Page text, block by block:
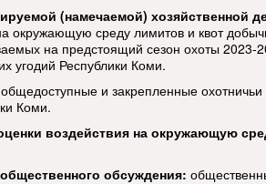
(намечаемой) хозяйственной
окружающую среду лимитов и квот
на предстоящий сезон охоты 2023-
угодий Республики Коми.
общедоступные и закрепленные охотничьи
Коми.
воздействия на окружающую
обсуждения: